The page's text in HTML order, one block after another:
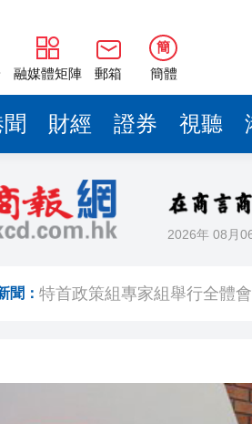
融媒體矩陣 郵箱
簡
簡體
財經 證券 視聽
2026年 08月
聞： 特首政策組專家組舉行全體
港區全國人大代表團考察安